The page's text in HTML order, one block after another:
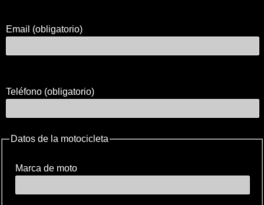
Email (obligatorio)
Teléfono (obligatorio)
Datos de la motocicleta
Marca de moto